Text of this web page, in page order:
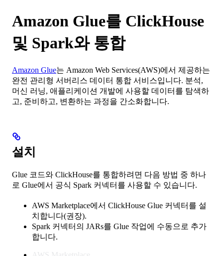
Amazon Glue를 ClickHouse
및 Spark와 통합
Amazon Glue는 Amazon Web Services(AWS)에서 제공하는
완전 관리형 서버리스 데이터 통합 서비스입니다. 분석,
머신 러닝, 애플리케이션 개발에 사용할 데이터를 탐색하
고, 준비하고, 변환하는 과정을 간소화합니다.
설치
Glue 코드와 ClickHouse를 통합하려면 다음 방법 중 하나
로 Glue에서 공식 Spark 커넥터를 사용할 수 있습니다.
AWS Marketplace에서 ClickHouse Glue 커넥터를 설
치합니다(권장).
Spark 커넥터의 JARs를 Glue 작업에 수동으로 추가
합니다.